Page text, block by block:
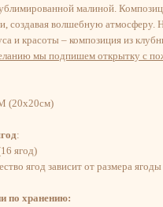
малиной.
создавая волшебную атмосферу.
и красоты – композиция из
мы подпишем открытку с
(20х20см)
:
ягод)
ягод зависит от размера ягоды
по хранению: